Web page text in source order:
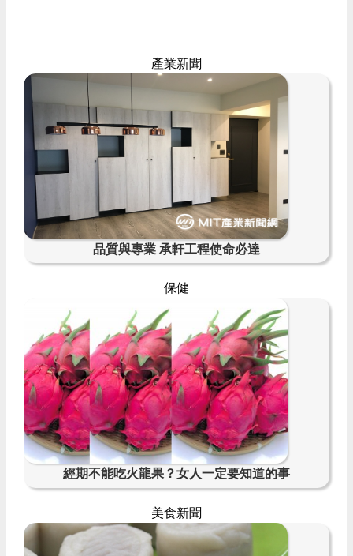
產業新聞
品質與專業 承軒工程使命必達
保健
經期不能吃火龍果？女人一定要知道的事
美食新聞